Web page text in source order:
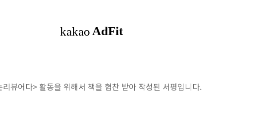
뷰어다> 활동을 위해서 책을 협찬 받아 작성된 서평입니다.